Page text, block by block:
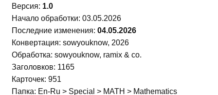
Версия: 1.0
Начало обработки: 03.05.2026
Последние изменения: 04.05.2026
Конвертация: sowyouknow, 2026
Обработка: sowyouknow, ramix & co.
Заголовков: 1165
Карточек: 951
Папка: En-Ru > Special > MATH > Mathematics